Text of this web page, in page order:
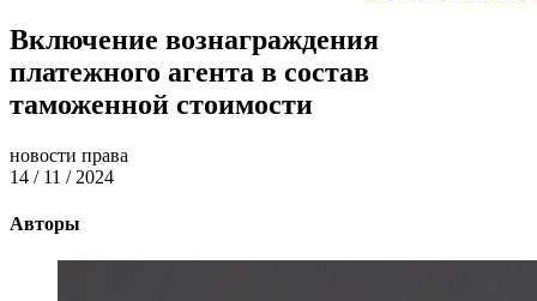
Включение вознаграждения
платежного агента в состав
таможенной стоимости
новости права
14 / 11 / 2024
Авторы